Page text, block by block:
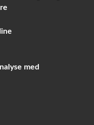
med